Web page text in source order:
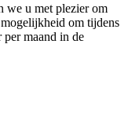
we u met plezier om
om tijdens
per maand in de